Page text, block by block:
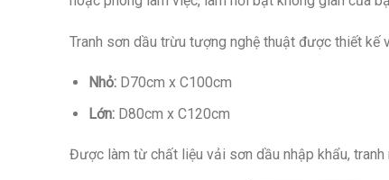
Tranh sơn dầu trừu tượng nghệ thuật được thiết kế
Nhỏ:D70cm x C100cm
Lớn:D80cm x C120cm
Được làm từ chất liệu vải sơn dầu nhập khẩu,